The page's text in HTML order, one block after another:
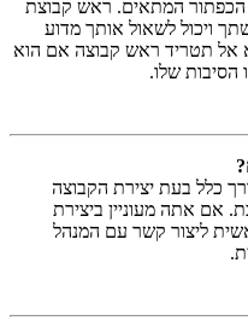
הכפתור המתאים. ראש קבוצת
ויכול לשאול אותך מדוע
אל תטריד ראש קבוצה אם הוא
הסיבות שלו.
כלל בעת יצירת הקבוצה
אם אתה מעוניין ביצירת
ליצור קשר עם המנהל